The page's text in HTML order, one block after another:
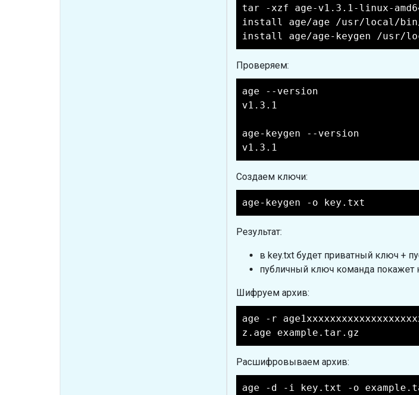
tar -xzf age-v1.3.1-linux-
install age/age /usr/local/
install age/age-keygen /usr/
Проверяем:
age --version
v1.3.1
age-keygen --version
v1.3.1
Создаем ключи:
age-keygen -o key.txt
Результат:
в key.txt будет приватный ключ +
публичный ключ команда покажет
Шифруем архив:
age -r
z.age example.tar.gz
Расшифровываем архив:
age -d -i key.txt -o